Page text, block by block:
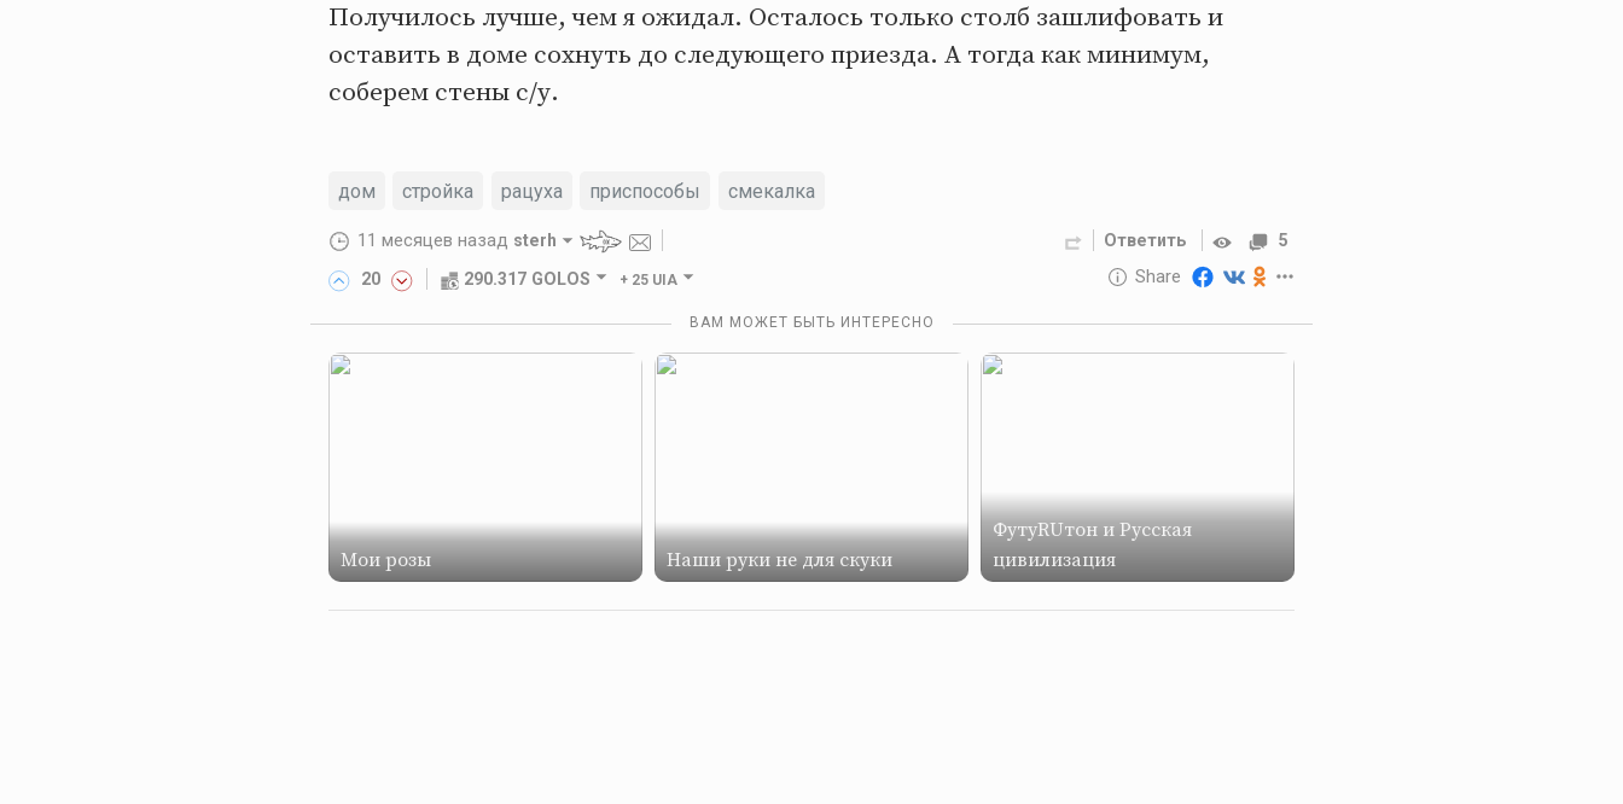
Получилось лучше, чем я ожидал. Осталось только столб зашлифовать и
оставить в доме сохнуть до следующего приезда. А тогда как минимум,
соберем стены с/у.
дом стройка рацуха приспособы смекалка
11 месяцев назад sterh
20
290.317 GOLOS + 25 UIA
Ответить 5
Share
Reward
10 GOLOS
ВАМ МОЖЕТ БЫТЬ ИНТЕРЕСНО
Мои розы Наши руки не для скуки
ФутуRUтон и Русская
цивилизация